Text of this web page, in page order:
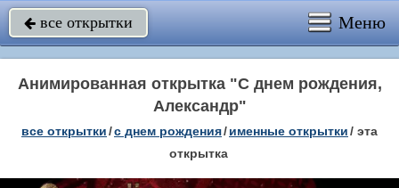
 все открытки Меню
Анимированная открытка "С днем рождения,
Александр"
все открытки/c днем рождения/именные открытки/ эта
открытка